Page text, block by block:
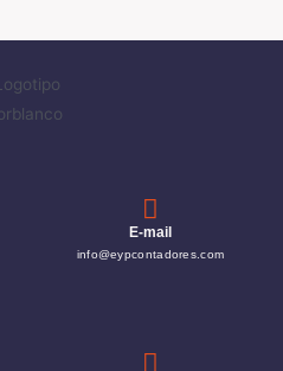
E-mail
info@eypcontadores.com